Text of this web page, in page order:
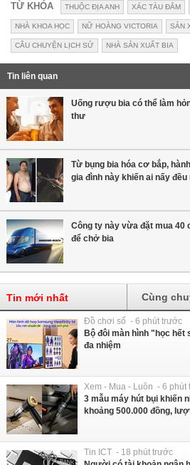
TỪ KHÓA THUỘC ĐỊA ANH XÁC TÀU ĐẮM
NHÀ KHOA HỌC NỮ HOÀNG VICTORIA SẢN
CÂU CHUYỆN LỊCH SỬ NHÀ SẢN XUẤT BIA
Tin liên quan
Uống rượu bia có thể làm
thư
Từ bụng bia hóa cơ bắp,
gia đình này khiến ai nấy
Công ty này vừa đặt mua 40
để chở bia
Tin mới nhất Cùng
Đồ chơi số - 6 phút trước
Bộ đôi màn hình "học
đa nhiệm
Xem - Mua - Luôn - 6 phút
3 mẫu máy hút bụi khiến
khoảng 500.000 đồng,
Tin ICT - 18 phút trước